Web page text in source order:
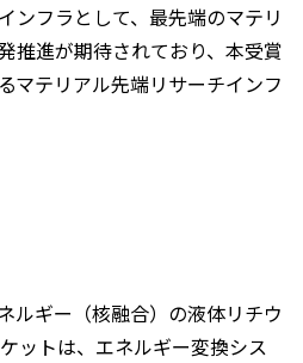
ンフラとして、最先端のマテリ
推進が期待されており、本受賞
マテリアル先端リサーチインフ
ルギー（核融合）の液体リチウ
ットは、エネルギー変換シス